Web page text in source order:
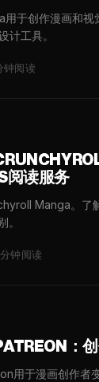
于创作漫画和视
计工具。
钟阅读
阅读服务
Manga。了
。
钟阅读
：
用于漫画创作者